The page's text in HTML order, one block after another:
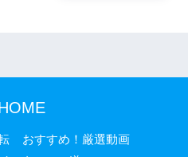
おすすめ！厳選動画